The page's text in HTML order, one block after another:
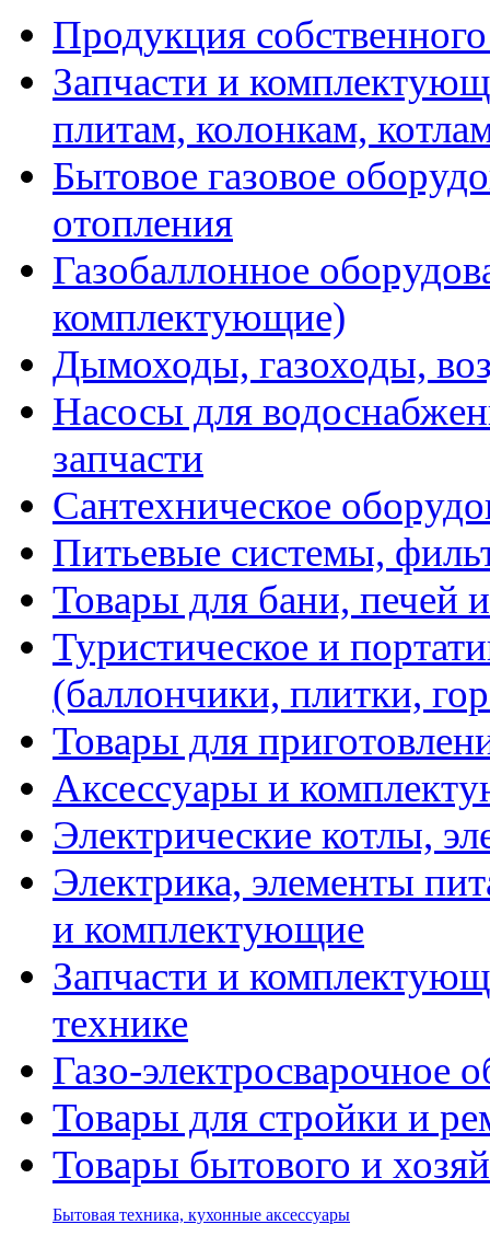
Продукция
Запчасти и
плитам, колонкам,
Бытовое газовое
отопления
Газобаллонное
комплектующие)
Дымоходы, газоходы,
Насосы для
запчасти
Сантехническое
Питьевые системы,
Товары для бани, печей
Туристическое и
(баллончики, плитки,
Товары для
Аксессуары и
Электрические котлы,
Электрика, элементы
и комплектующие
Запчасти и
технике
Газо-электросварочное
Товары для стройки и
Товары бытового и
Бытовая техника, кухонные аксессуары